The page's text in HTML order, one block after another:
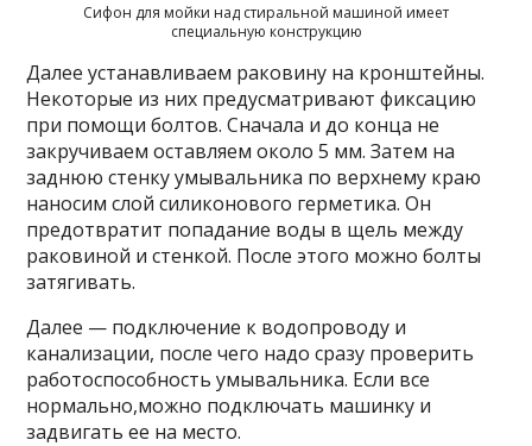
Сифон для мойки над стиральной машиной имеет
специальную конструкцию
Далее устанавливаем раковину на кронштейны.
Некоторые из них предусматривают фиксацию
при помощи болтов. Сначала и до конца не
закручиваем оставляем около 5 мм. Затем на
заднюю стенку умывальника по верхнему краю
наносим слой силиконового герметика. Он
предотвратит попадание воды в щель между
раковиной и стенкой. После этого можно болты
затягивать.
Далее — подключение к водопроводу и
канализации, после чего надо сразу проверить
работоспособность умывальника. Если все
нормально,можно подключать машинку и
задвигать ее на место.